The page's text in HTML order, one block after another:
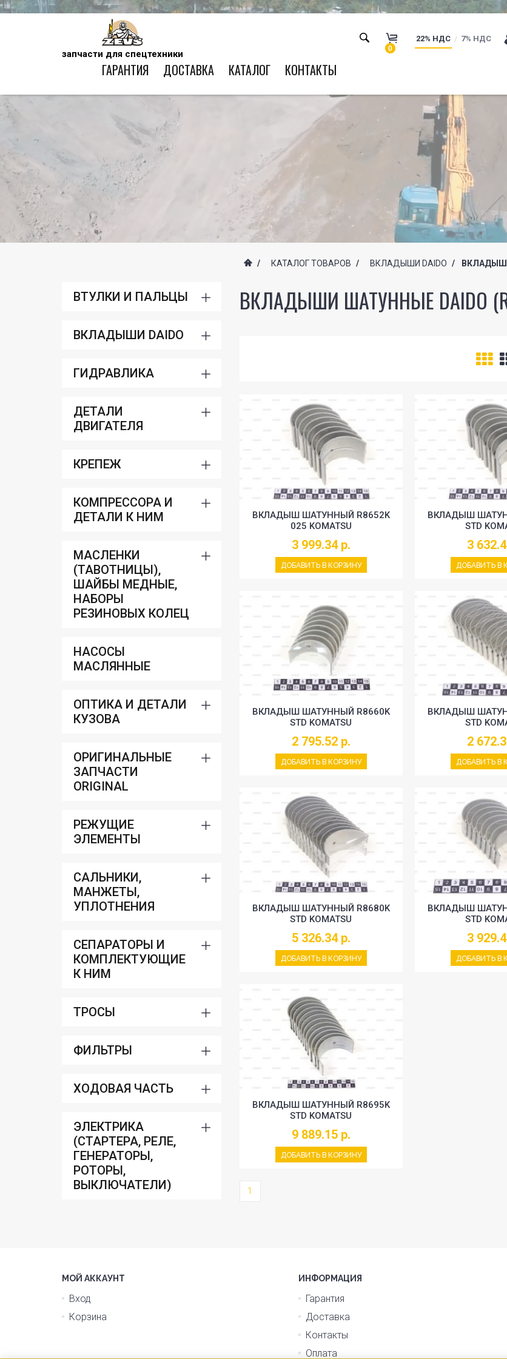
22% НДС 7% НДС
0
запчасти для спецтехники
ГАРАНТИЯ ДОСТАВКА КАТАЛОГ КОНТАКТЫ
ВТУЛКИ И ПАЛЬЦЫ
ВКЛАДЫШИ DAIDO
ГИДРАВЛИКА
ДЕТАЛИ
ДВИГАТЕЛЯ
КРЕПЕЖ
КОМПРЕССОРА И
ДЕТАЛИ К НИМ
МАСЛЕНКИ
(ТАВОТНИЦЫ),
ШАЙБЫ МЕДНЫЕ,
НАБОРЫ
РЕЗИНОВЫХ КОЛЕЦ
НАСОСЫ
МАСЛЯННЫЕ
ОПТИКА И ДЕТАЛИ
КУЗОВА
ОРИГИНАЛЬНЫЕ
ЗАПЧАСТИ
ORIGINAL
РЕЖУЩИЕ
ЭЛЕМЕНТЫ
САЛЬНИКИ,
МАНЖЕТЫ,
УПЛОТНЕНИЯ
СЕПАРАТОРЫ И
КОМПЛЕКТУЮЩИЕ
К НИМ
ТРОСЫ
ФИЛЬТРЫ
ХОДОВАЯ ЧАСТЬ
ЭЛЕКТРИКА
(СТАРТЕРА, РЕЛЕ,
ГЕНЕРАТОРЫ,
РОТОРЫ,
ВЫКЛЮЧАТЕЛИ)
/ КАТАЛОГ ТОВАРОВ / ВКЛАДЫШИ DAIDO /
ВКЛАДЫШИ ШАТУННЫЕ DAIDO
ВКЛАДЫШ ШАТУННЫЙ R8652K
025 KOMATSU
3 999.34 р.
ДОБАВИТЬ В КОРЗИНУ
ВКЛАДЫШ
STD
3
ДОБАВИТЬ В
ВКЛАДЫШ ШАТУННЫЙ R8660K
STD KOMATSU
2 795.52 р.
ДОБАВИТЬ В КОРЗИНУ
ВКЛАДЫШ
STD
2
ДОБАВИТЬ В
ВКЛАДЫШ ШАТУННЫЙ R8680K
STD KOMATSU
5 326.34 р.
ДОБАВИТЬ В КОРЗИНУ
ВКЛАДЫШ
STD
3
ДОБАВИТЬ В
ВКЛАДЫШ ШАТУННЫЙ R8695K
STD KOMATSU
9 889.15 р.
ДОБАВИТЬ В КОРЗИНУ
1
МОЙ АККАУНТ
Вход
Корзина
ИНФОРМАЦИЯ
Гарантия
Доставка
Контакты
Оплата